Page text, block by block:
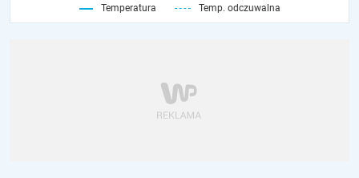
Temperatura Temp. odczuwalna